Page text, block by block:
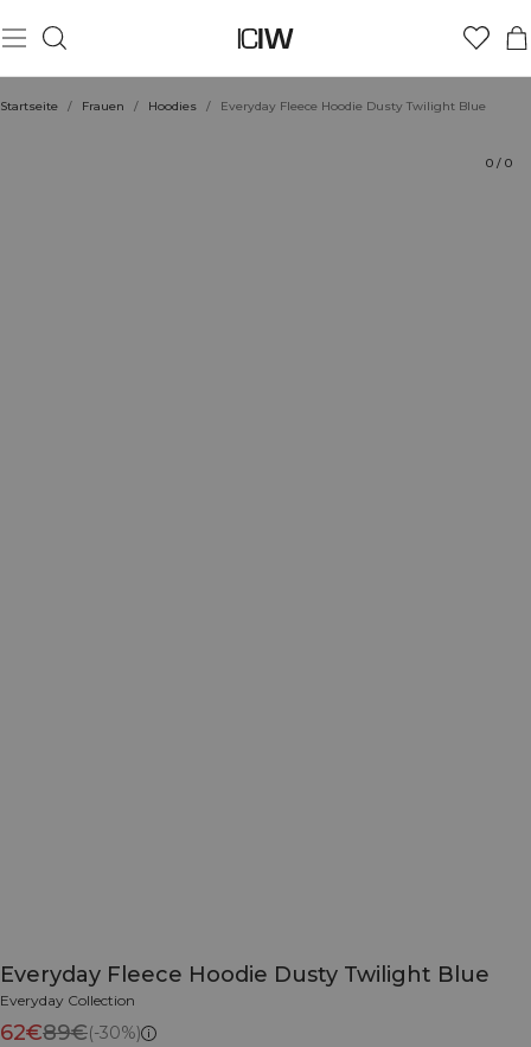
Startseite / Frauen / Hoodies / Everyday Fleece Hoodie Dusty Twilight Blue
0 / 0
Everyday Fleece Hoodie Dusty Twilight Blue
Everyday Collection
62€89€(-30%)